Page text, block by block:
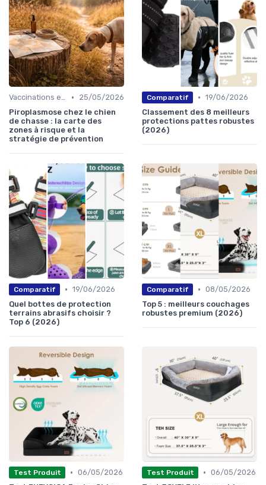
Vaccinations et traitements antiparasitaires •
25/05/2026
Piroplasmose chez le chien
de chasse : la carte des
zones à risque et la
stratégie de prévention
Comparatif • 19/06/2026
Classement des 8 meilleurs
protections pattes robustes
(2026)
Comparatif • 19/06/2026
Quel bottes de protection
terrains abrasifs choisir ?
Top 6 (2026)
Comparatif • 08/05/2026
Top 5 : meilleurs couchages
robustes premium (2026)
Test Produit • 06/05/2026
Test Produit • 06/05/2026